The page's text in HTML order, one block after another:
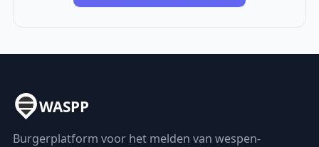
WASPP
Burgerplatform voor het melden van wespen-